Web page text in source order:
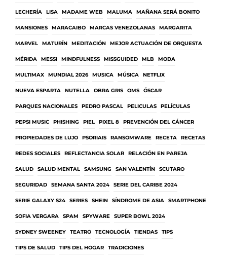
LECHERÍA LISA MADAME WEB MALUMA MAÑANA SERÁ BONITO
MANSIONES MARACAIBO MARCAS VENEZOLANAS MARGARITA
MARVEL MATURÍN MEDITACIÓN MEJOR ACTUACIÓN DE ORQUESTA
MÉRIDA MESSI MINDFULNESS MISSGUIDED MLB MODA
MULTIMAX MUNDIAL 2026 MUSICA MÚSICA NETFLIX
NUEVA ESPARTA NUTELLA OBRA GRIS OMS ÓSCAR
PARQUES NACIONALES PEDRO PASCAL PELICULAS PELÍCULAS
PEPSI MUSIC PHISHING PIEL PIXEL 8 PREVENCIÓN DEL CÁNCER
PROPIEDADES DE LUJO PSORIAIS RANSOMWARE RECETA RECETAS
REDES SOCIALES REFLECTANCIA SOLAR RELACIÓN EN PAREJA
SALUD SALUD MENTAL SAMSUNG SAN VALENTÍN SCUTARO
SEGURIDAD SEMANA SANTA 2024 SERIE DEL CARIBE 2024
SERIE GALAXY S24 SERIES SHEIN SÍNDROME DE ASIA SMARTPHONE
SOFIA VERGARA SPAM SPYWARE SUPER BOWL 2024
SYDNEY SWEENEY TEATRO TECNOLOGÍA TIENDAS TIPS
TIPS DE SALUD TIPS DEL HOGAR TRADICIONES